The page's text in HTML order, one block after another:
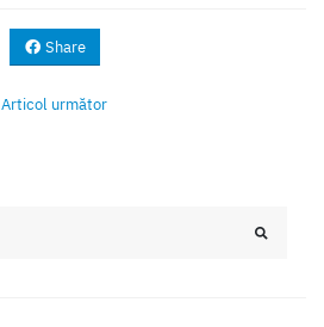
Share
Articol următor